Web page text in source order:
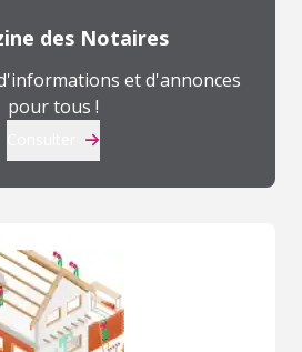
des Notaires
et d'annonces
pour tous !